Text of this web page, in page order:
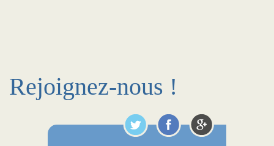
Rejoignez-nous !